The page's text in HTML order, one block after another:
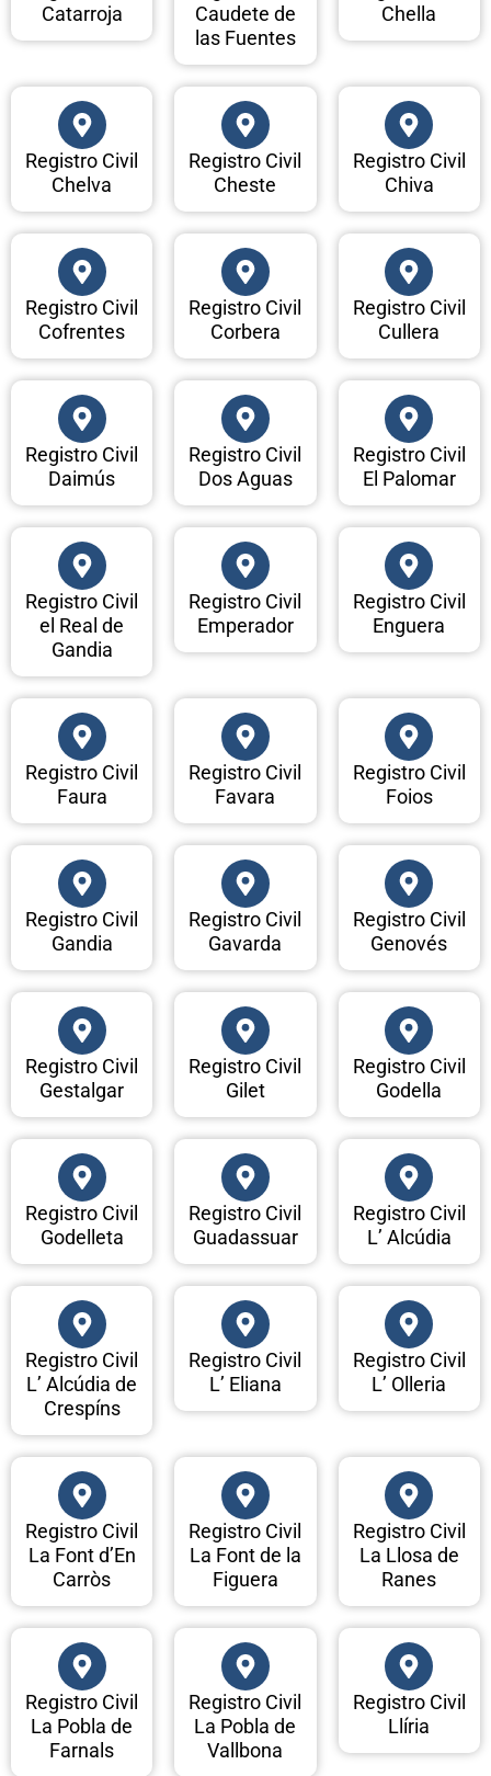
Catarroja
Caudete de
las Fuentes
Chella
Registro Civil
Chelva
Registro Civil
Cheste
Registro Civil
Chiva
Registro Civil
Cofrentes
Registro Civil
Corbera
Registro Civil
Cullera
Registro Civil
Daimús
Registro Civil
Dos Aguas
Registro Civil
El Palomar
Registro Civil
el Real de
Gandia
Registro Civil
Emperador
Registro Civil
Enguera
Registro Civil
Faura
Registro Civil
Favara
Registro Civil
Foios
Registro Civil
Gandia
Registro Civil
Gavarda
Registro Civil
Genovés
Registro Civil
Gestalgar
Registro Civil
Gilet
Registro Civil
Godella
Registro Civil
Godelleta
Registro Civil
Guadassuar
Registro Civil
L’ Alcúdia
Registro Civil
L’ Alcúdia de
Crespíns
Registro Civil
L’ Eliana
Registro Civil
L’ Olleria
Registro Civil
La Font d’En
Carròs
Registro Civil
La Font de la
Figuera
Registro Civil
La Llosa de
Ranes
Registro Civil
La Pobla de
Farnals
Registro Civil
La Pobla de
Vallbona
Registro Civil
Llíria